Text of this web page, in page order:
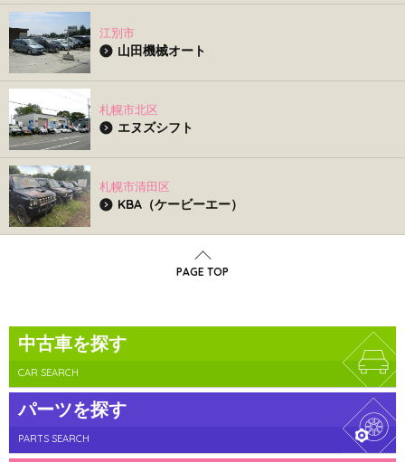
江別市
山田機械オート
札幌市北区
エヌズシフト
札幌市清田区
KBA（ケービーエー）
PAGE TOP
中古車を探す
CAR SEARCH
パーツを探す
PARTS SEARCH